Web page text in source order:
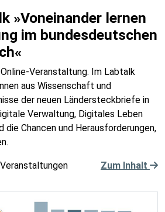
»Voneinander lernen
im bundesdeutschen
Veranstaltung. Im Labtalk
aus Wissenschaft und
der neuen Ländersteckbriefe in
Verwaltung, Digitales Leben
Chancen und Herausforderungen,
Veranstaltungen Zum Inhalt